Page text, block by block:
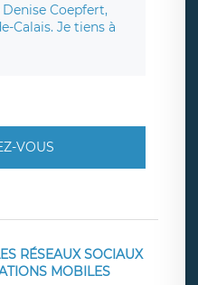
Coepfert,
Calais. Je tiens à
VOUS
RÉSEAUX SOCIAUX
MOBILES